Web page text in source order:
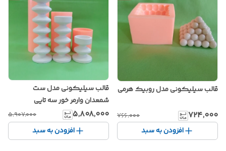
قالب سیلیکونی مدل روبیک هرمی
۷۲۴٬۰۰۰ ۷۶۶٬۰۰۰
افزودن به سبد
قالب سیلیکونی مدل ست
شمعدان وارمر خور سه تایی
۵٬۸۰۸٬۰۰۰ ۵٬۹۰۷٬۰۰۰
افزودن به سبد